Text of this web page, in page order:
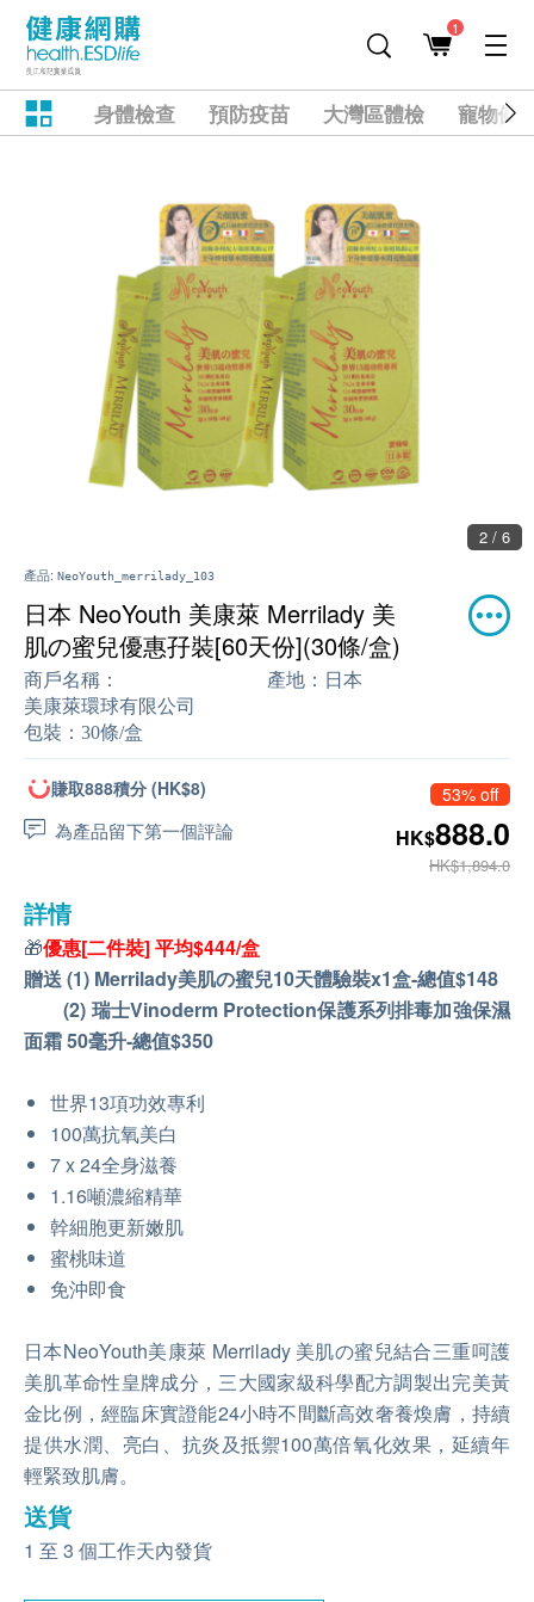
1
身體檢查 預防疫苗 大灣區體檢 寵物健
2 / 6
產品: NeoYouth_merrilady_103
日本 NeoYouth 美康萊 Merrilady 美
肌の蜜兒優惠孖裝[60天份](30條/盒)
商戶名稱：
美康萊環球有限公司
產地： 日本
包裝： 30條/盒
賺取888積分 (HK$8)
為產品留下第一個評論
53% off
HK$888.0
HK$1,894.0
詳情
🎁優惠[二件裝] 平均$444/盒
贈送 (1) Merrilady美肌の蜜兒10天體驗裝x1盒-總值$148
(2) 瑞士Vinoderm Protection保護系列排毒加強保濕
面霜 50毫升-總值$350
世界13項功效專利
100萬抗氧美白
7 x 24全身滋養
1.16噸濃縮精華
幹細胞更新嫩肌
蜜桃味道
免沖即食
日本NeoYouth美康萊 Merrilady 美肌の蜜兒結合三重呵護
美肌革命性皇牌成分，三大國家級科學配方調製出完美黃
金比例，經臨床實證能24小時不間斷高效奢養煥膚，持續
提供水潤、亮白、抗炎及抵禦100萬倍氧化效果，延續年
輕緊致肌膚。
送貨
1 至 3 個工作天內發貨